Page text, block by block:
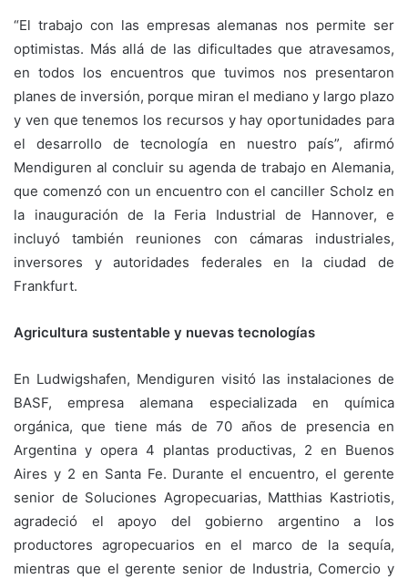
“El trabajo con las empresas alemanas nos permite ser
optimistas. Más allá de las dificultades que atravesamos,
en todos los encuentros que tuvimos nos presentaron
planes de inversión, porque miran el mediano y largo plazo
y ven que tenemos los recursos y hay oportunidades para
el desarrollo de tecnología en nuestro país”, afirmó
Mendiguren al concluir su agenda de trabajo en Alemania,
que comenzó con un encuentro con el canciller Scholz en
la inauguración de la Feria Industrial de Hannover, e
incluyó también reuniones con cámaras industriales,
inversores y autoridades federales en la ciudad de
Frankfurt.
Agricultura sustentable y nuevas tecnologías
En Ludwigshafen, Mendiguren visitó las instalaciones de
BASF, empresa alemana especializada en química
orgánica, que tiene más de 70 años de presencia en
Argentina y opera 4 plantas productivas, 2 en Buenos
Aires y 2 en Santa Fe. Durante el encuentro, el gerente
senior de Soluciones Agropecuarias, Matthias Kastriotis,
agradeció el apoyo del gobierno argentino a los
productores agropecuarios en el marco de la sequía,
mientras que el gerente senior de Industria, Comercio y